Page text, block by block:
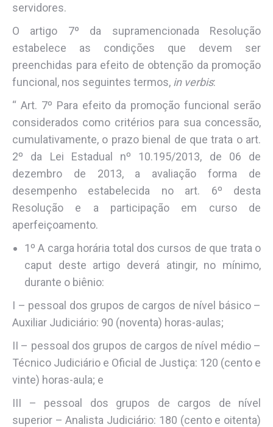
servidores.
O artigo 7º da supramencionada Resolução
estabelece as condições que devem ser
preenchidas para efeito de obtenção da promoção
funcional, nos seguintes termos, in verbis:
“ Art. 7º Para efeito da promoção funcional serão
considerados como critérios para sua concessão,
cumulativamente, o prazo bienal de que trata o art.
2º da Lei Estadual nº 10.195/2013, de 06 de
dezembro de 2013, a avaliação forma de
desempenho estabelecida no art. 6º desta
Resolução e a participação em curso de
aperfeiçoamento.
1º A carga horária total dos cursos de que trata o
caput deste artigo deverá atingir, no mínimo,
durante o biênio:
I – pessoal dos grupos de cargos de nível básico –
Auxiliar Judiciário: 90 (noventa) horas-aulas;
II – pessoal dos grupos de cargos de nível médio –
Técnico Judiciário e Oficial de Justiça: 120 (cento e
vinte) horas-aula; e
III – pessoal dos grupos de cargos de nível
superior – Analista Judiciário: 180 (cento e oitenta)